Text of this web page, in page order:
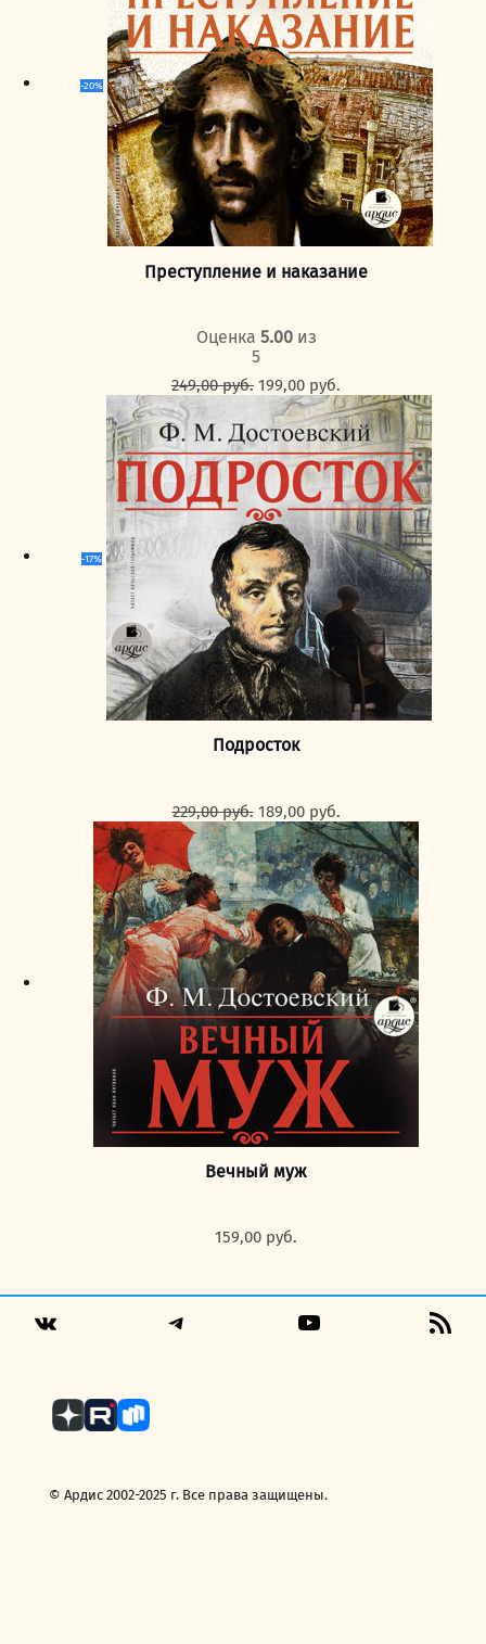
-20%
Преступление и наказание
Оценка 5.00из
5
249,00руб. Первоначальная
цена
составляла
249,00 руб..
199,00 руб.
цена:
199,00 руб..
-17%
Подросток
229,00руб. Первоначальная
цена
составляла
229,00 руб..
189,00 руб.
цена:
189,00 руб..
Вечный муж
159,00 руб.
© Ардис 2002-2025 г. Все права защищены.